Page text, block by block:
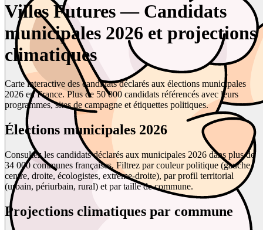
Villes Futures — Candidats
municipales 2026 et projections
climatiques
Carte interactive des candidats déclarés aux élections municipales
2026 en France. Plus de 50 000 candidats référencés avec leurs
programmes, sites de campagne et étiquettes politiques.
Élections municipales 2026
Consultez les candidats déclarés aux municipales 2026 dans plus de
34 000 communes françaises. Filtrez par couleur politique (gauche,
centre, droite, écologistes, extrême-droite), par profil territorial
(urbain, périurbain, rural) et par taille de commune.
Projections climatiques par commune